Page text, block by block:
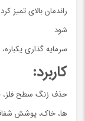
راندمان بالاي تمیز
شود
سرمایه گذاری
کاربرد:
حذف زنگ سطح
ها، خاک، پوشش